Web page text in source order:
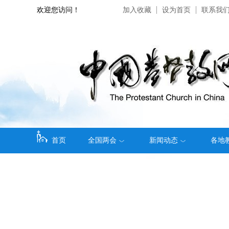
欢迎您访问！ 加入收藏 设为首页 联系我
首页 全国两会 新闻动态 各地